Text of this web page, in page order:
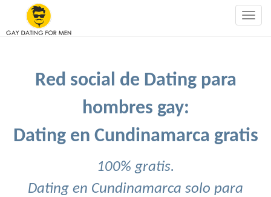
Red social de Dating para
hombres gay:
Dating en Cundinamarca gratis
100% gratis.
Dating en Cundinamarca solo para